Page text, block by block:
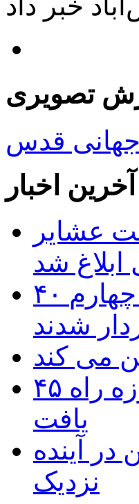
تصویری
قدس
آخرین اخبار
عشایر
ابلاغ شد
۴۰ روستای شهرستان گِرمی از اینترنت نسل چهارم
شدند
۴۵ اثر هنرمندان اردبیلی به غربالگری جشنواره فیروزه راه
یافت
در آینده
نزدیک